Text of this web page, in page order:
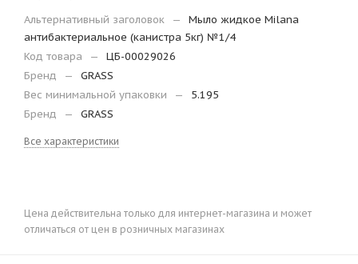
Альтернативный заголовок —
Мыло жидкое Milana
антибактериальное (канистра 5кг) №1/4
Код товара
—
ЦБ-00029026
Бренд
—
GRASS
Вес минимальной упаковки
—
5.195
Бренд
— GRASS
Все характеристики
Цена действительна только для интернет-магазина и может
отличаться от цен в розничных магазинах